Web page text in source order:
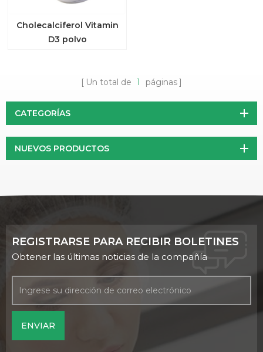
Cholecalciferol Vitamin
D3 polvo
Un total de 1 páginas
CATEGORÍAS
NUEVOS PRODUCTOS
REGISTRARSE PARA RECIBIR BOLETINES
Obtener las últimas noticias de la compañía